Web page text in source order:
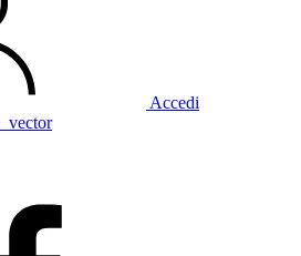
Accedi